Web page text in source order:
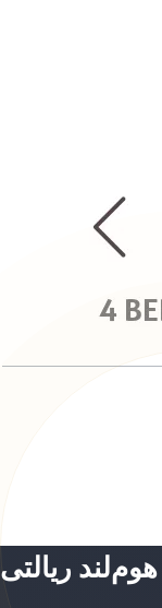
Serena Casa
Type C+, G-1st
Serena Casa
Type B+, G-
ریالتی